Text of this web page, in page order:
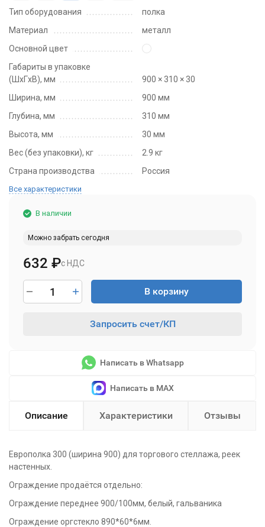
Тип оборудования
полка
Материал
металл
Основной цвет
Габариты в упаковке
(ШxГxВ), мм
900 × 310 × 30
Ширина, мм
900 мм
Глубина, мм
310 мм
Высота, мм
30 мм
Вес (без упаковки), кг
2.9 кг
Страна производства
Россия
Все характеристики
В наличии
Можно забрать сегодня
с НДС
632 ₽
В корзину
Запросить счет/КП
Написать в Whatsapp
Написать в MAX
Описание Характеристики Отзывы
Европолка 300 (ширина 900) для торгового стеллажа, реек
настенных.
Ограждение продаётся отдельно:
Ограждение переднее 900/100мм, белый, гальваника
Ограждение оргстекло 890*60*6мм.